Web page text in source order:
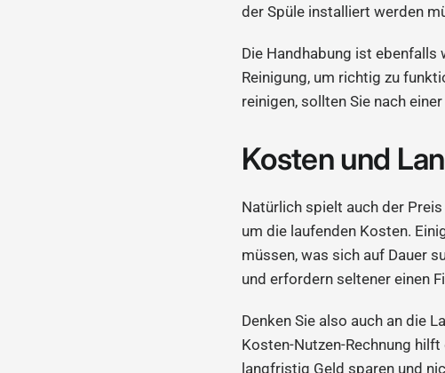
der Spüle installiert werden
Die Handhabung ist
Reinigung, um richtig zu
reinigen, sollten Sie nach
Kosten und
Natürlich spielt auch der
um die laufenden Kosten.
müssen, was sich auf Dauer
und erfordern seltener einen
Denken Sie also auch an die
Kosten-Nutzen-Rechnung
langfristig Geld sparen und